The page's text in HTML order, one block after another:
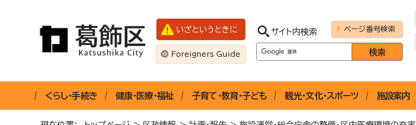
いざというときに
Foreigners Guide
サイト内検索 ページ番号検索
くらし・手続き 健康・医療・福祉 子育て・教育・子ども 観光・文化・スポーツ 施設案内